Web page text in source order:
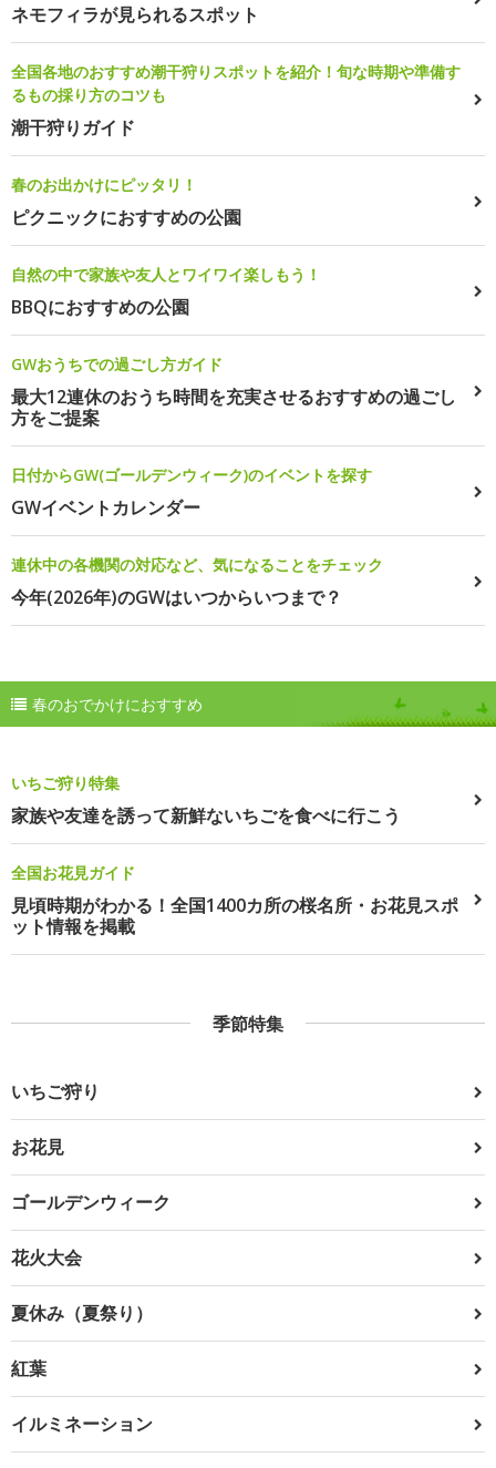
ネモフィラが見られるスポット
全国各地のおすすめ潮干狩りスポットを紹介！旬な時期や準備す
るもの採り方のコツも
潮干狩りガイド
春のお出かけにピッタリ！
ピクニックにおすすめの公園
自然の中で家族や友人とワイワイ楽しもう！
BBQにおすすめの公園
GWおうちでの過ごし方ガイド
最大12連休のおうち時間を充実させるおすすめの過ごし
方をご提案
日付からGW(ゴールデンウィーク)のイベントを探す
GWイベントカレンダー
連休中の各機関の対応など、気になることをチェック
今年(2026年)のGWはいつからいつまで？
春のおでかけにおすすめ
いちご狩り特集
家族や友達を誘って新鮮ないちごを食べに行こう
全国お花見ガイド
見頃時期がわかる！全国1400カ所の桜名所・お花見スポ
ット情報を掲載
季節特集
いちご狩り
お花見
ゴールデンウィーク
花火大会
夏休み（夏祭り）
紅葉
イルミネーション